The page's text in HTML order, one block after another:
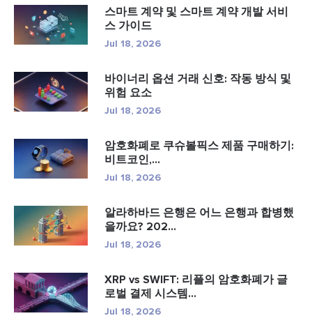
스마트 계약 및 스마트 계약 개발 서비
스 가이드
Jul 18, 2026
바이너리 옵션 거래 신호: 작동 방식 및
위험 요소
Jul 18, 2026
암호화폐로 쿠슈볼픽스 제품 구매하기:
비트코인,...
Jul 18, 2026
알라하바드 은행은 어느 은행과 합병했
을까요? 202...
Jul 18, 2026
XRP vs SWIFT: 리플의 암호화폐가 글
로벌 결제 시스템...
Jul 18, 2026